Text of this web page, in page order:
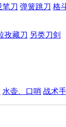
笔刀 弹簧跳刀 格
孜藏刀 另类刀剑
水壶、口哨 战术